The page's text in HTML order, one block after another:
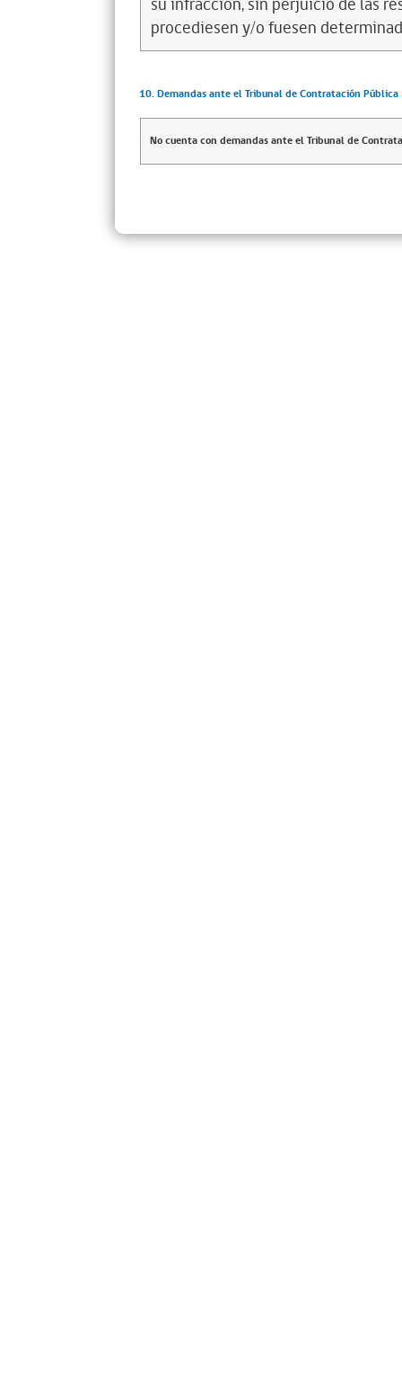
su infracción, sin perjuicio de las
procediesen y/o fuesen
10. Demandas ante el Tribunal de Contratación Pública
No cuenta con demandas ante el Tribunal de